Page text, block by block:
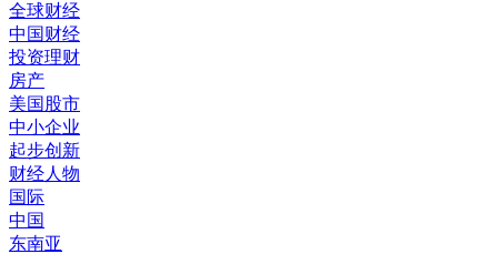
全球财经
中国财经
投资理财
房产
美国股市
中小企业
起步创新
财经人物
国际
中国
东南亚